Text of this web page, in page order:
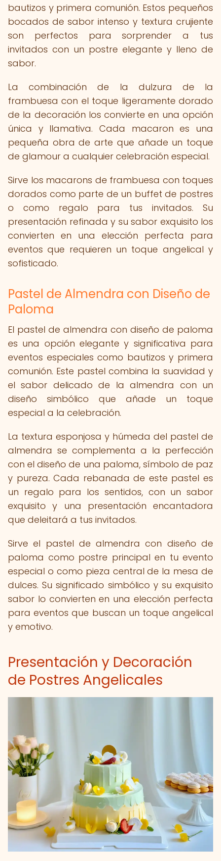
bautizos y primera comunión. Estos pequeños
bocados de sabor intenso y textura crujiente
son perfectos para sorprender a tus
invitados con un postre elegante y lleno de
sabor.
La combinación de la dulzura de la
frambuesa con el toque ligeramente dorado
de la decoración los convierte en una opción
única y llamativa. Cada macaron es una
pequeña obra de arte que añade un toque
de glamour a cualquier celebración especial.
Sirve los macarons de frambuesa con toques
dorados como parte de un buffet de postres
o como regalo para tus invitados. Su
presentación refinada y su sabor exquisito los
convierten en una elección perfecta para
eventos que requieren un toque angelical y
sofisticado.
Pastel de Almendra con Diseño de
Paloma
El pastel de almendra con diseño de paloma
es una opción elegante y significativa para
eventos especiales como bautizos y primera
comunión. Este pastel combina la suavidad y
el sabor delicado de la almendra con un
diseño simbólico que añade un toque
especial a la celebración.
La textura esponjosa y húmeda del pastel de
almendra se complementa a la perfección
con el diseño de una paloma, símbolo de paz
y pureza. Cada rebanada de este pastel es
un regalo para los sentidos, con un sabor
exquisito y una presentación encantadora
que deleitará a tus invitados.
Sirve el pastel de almendra con diseño de
paloma como postre principal en tu evento
especial o como pieza central de la mesa de
dulces. Su significado simbólico y su exquisito
sabor lo convierten en una elección perfecta
para eventos que buscan un toque angelical
y emotivo.
Presentación y Decoración
de Postres Angelicales